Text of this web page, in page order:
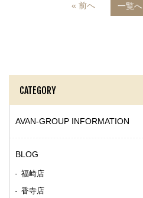
« 前へ 一覧へ
CATEGORY
AVAN-GROUP INFORMATION
BLOG
福崎店
香寺店